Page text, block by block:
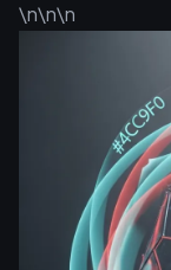
\n\n\n